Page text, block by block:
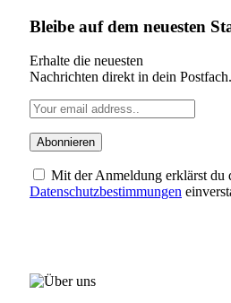
Bleibe auf dem neuesten
Erhalte die neuesten
Nachrichten direkt in dein Postfach.
Mit der Anmeldung erklärst du
Datenschutzbestimmungen